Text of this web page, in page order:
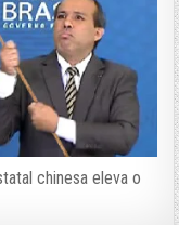
chinesa eleva o